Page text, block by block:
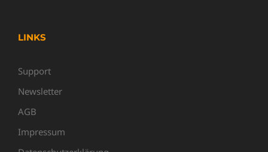
LINKS
Support
Newsletter
AGB
Impressum